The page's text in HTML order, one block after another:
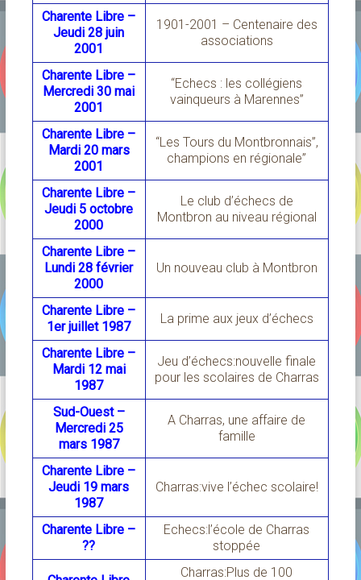
Charente Libre –
Jeudi 28 juin
2001
1901-2001 – Centenaire des
associations
Charente Libre –
Mercredi 30 mai
2001
“Echecs : les collégiens
vainqueurs à Marennes”
Charente Libre –
Mardi 20 mars
2001
“Les Tours du Montbronnais”,
champions en régionale”
Charente Libre –
Jeudi 5 octobre
2000
Le club d’échecs de
Montbron au niveau régional
Charente Libre –
Lundi 28 février
2000
Un nouveau club à Montbron
Charente Libre –
1er juillet 1987
La prime aux jeux d’échecs
Charente Libre –
Mardi 12 mai
1987
Jeu d’échecs:nouvelle finale
pour les scolaires de Charras
Sud-Ouest –
Mercredi 25
mars 1987
A Charras, une affaire de
famille
Charente Libre –
Jeudi 19 mars
1987
Charras:vive l’échec scolaire!
Charente Libre –
??
Echecs:l’école de Charras
stoppée
Charras:Plus de 100